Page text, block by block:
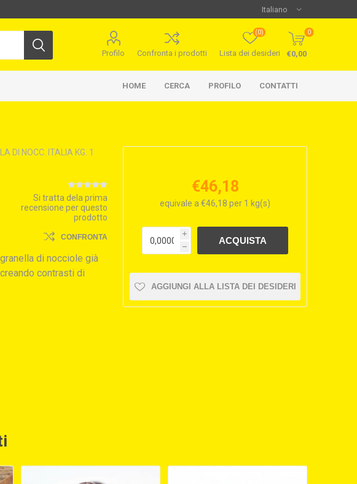
Profilo Confronta i prodotti Lista dei desideri
(0) 0
€0,00
HOME CERCA PROFILO CONTATTI
DI NOCC. ITALIA KG. 1
Si tratta dela prima
recensione per questo
prodotto
CONFRONTA
di nocciole già
contrasti di
€46,18
equivale a €46,18 per 1 kg(s)
i
h
AGGIUNGI ALLA LISTA DEI DESIDERI